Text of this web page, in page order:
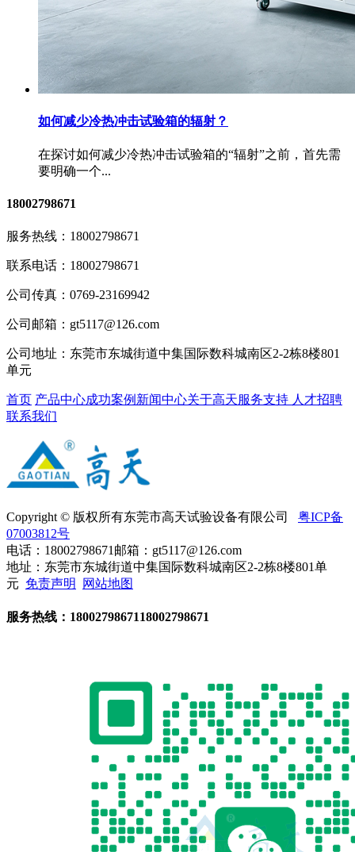
如何减少冷热冲击试验箱的辐射？
在探讨如何减少冷热冲击试验箱的“辐射”之前，首先需
要明确一个...
18002798671
服务热线： 18002798671
联系电话： 18002798671
公司传真： 0769-23169942
公司邮箱： gt5117@126.com
公司地址： 东莞市东城街道中集国际数科城南区2-2栋8楼801
单元
首页 产品中心成功案例 新闻中心关于高天服务支持 人才招聘
联系我们
Copyright © 版权所有东莞市高天试验设备有限公司 粤ICP备
07003812号
电话：18002798671 邮箱：gt5117@126.com
地址：东莞市东城街道中集国际数科城南区2-2栋8楼801单
元 免责声明 网站地图
服务热线： 1800279867118002798671